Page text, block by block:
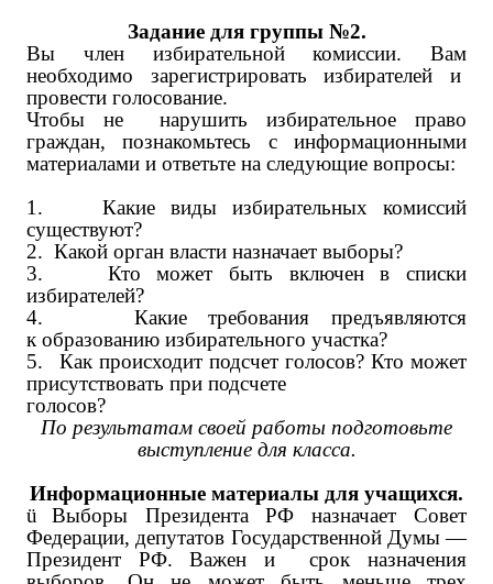
Задание для группы №2.
Вы член избирательной комиссии. Вам
необходимо зарегистрировать избирателей и
провести голосование.
Чтобы не нарушить избирательное право
граждан, познакомьтесь с информационными
материалами и ответьте на следующие вопросы:
1.
Какие виды избирательных комиссий
существуют?
2. Какой орган власти назначает выборы?
3.
Кто может быть включен в списки
избирателей?
4.
Какие требования предъявляются
к образованию избирательного участка?
5.
Как происходит подсчет голосов? Кто может
присутствовать при подсчете
голосов?
По результатам своей работы подготовьте
выступление для класса.
Информационные материалы для учащихся.
ü
Выборы Президента РФ назначает Совет
Федерации, депутатов Государственной Думы —
Президент РФ. Важен и срок назначения